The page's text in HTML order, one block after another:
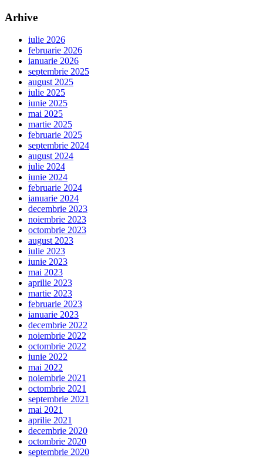
Arhive
iulie 2026
februarie 2026
ianuarie 2026
septembrie 2025
august 2025
iulie 2025
iunie 2025
mai 2025
martie 2025
februarie 2025
septembrie 2024
august 2024
iulie 2024
iunie 2024
februarie 2024
ianuarie 2024
decembrie 2023
noiembrie 2023
octombrie 2023
august 2023
iulie 2023
iunie 2023
mai 2023
aprilie 2023
martie 2023
februarie 2023
ianuarie 2023
decembrie 2022
noiembrie 2022
octombrie 2022
iunie 2022
mai 2022
noiembrie 2021
octombrie 2021
septembrie 2021
mai 2021
aprilie 2021
decembrie 2020
octombrie 2020
septembrie 2020